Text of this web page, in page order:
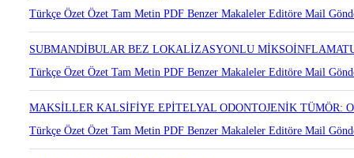
İNVERTED PAPİLLOMA EŞLİK EDEN FİBRİNOİD
Türkçe ÖzetÖzetTam MetinPDFBenzer MakalelerEditöre Mail
SUBMANDİBULAR BEZ LOKALİZASYONLU
Türkçe ÖzetÖzetTam MetinPDFBenzer MakalelerEditöre Mail
MAKSİLLER KALSİFİYE EPİTELYAL ODONTOJENİK TÜMÖR: